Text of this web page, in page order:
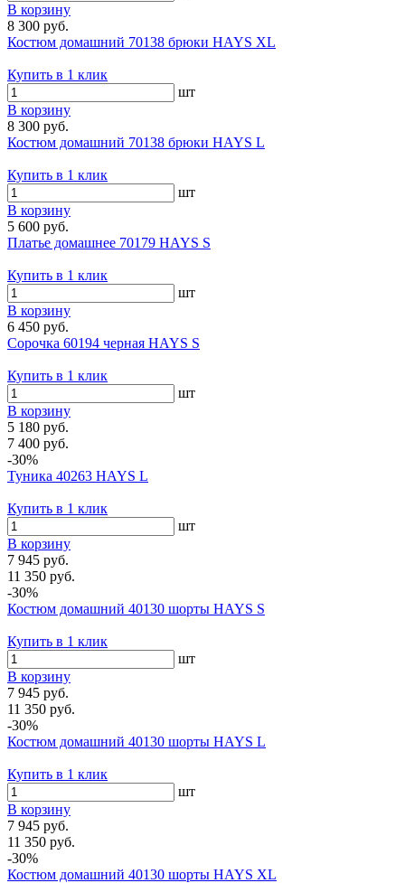
В корзину
8 300 руб.
Костюм домашний 70138 брюки HAYS XL
Купить в 1 клик
шт
В корзину
8 300 руб.
Костюм домашний 70138 брюки HAYS L
Купить в 1 клик
шт
В корзину
5 600 руб.
Платье домашнее 70179 HAYS S
Купить в 1 клик
шт
В корзину
6 450 руб.
Сорочка 60194 черная HAYS S
Купить в 1 клик
шт
В корзину
5 180 руб.
7 400 руб.
-30%
Туника 40263 HAYS L
Купить в 1 клик
шт
В корзину
7 945 руб.
11 350 руб.
-30%
Костюм домашний 40130 шорты HAYS S
Купить в 1 клик
шт
В корзину
7 945 руб.
11 350 руб.
-30%
Костюм домашний 40130 шорты HAYS L
Купить в 1 клик
шт
В корзину
7 945 руб.
11 350 руб.
-30%
Костюм домашний 40130 шорты HAYS XL